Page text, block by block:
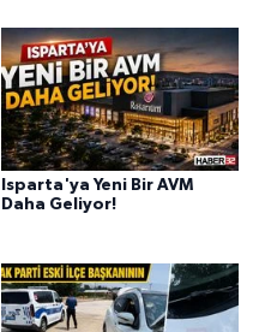
Isparta'ya Yeni Bir AVM
Daha Geliyor!